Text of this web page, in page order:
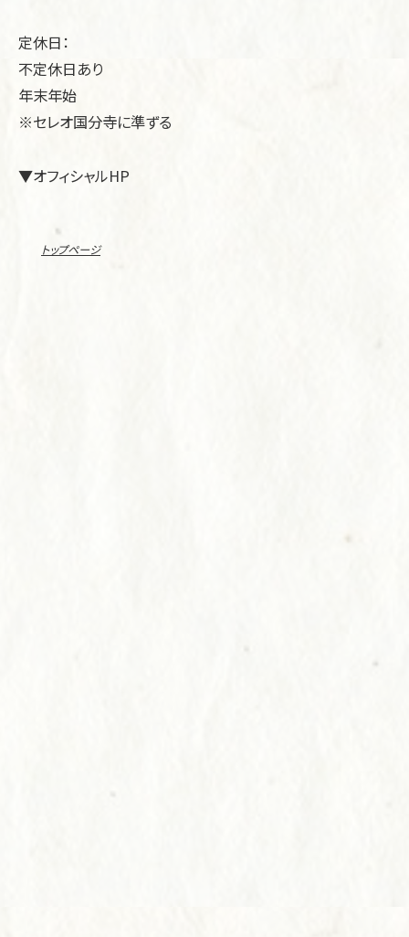
定休日：
不定休日あり
年末年始
※セレオ国分寺に準ずる
▼オフィシャルHP
トップページ